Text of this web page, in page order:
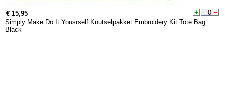
€ 15,95
Simply Make Do It Yousrself Knutselpakket Embroidery Kit Tote Bag
Black